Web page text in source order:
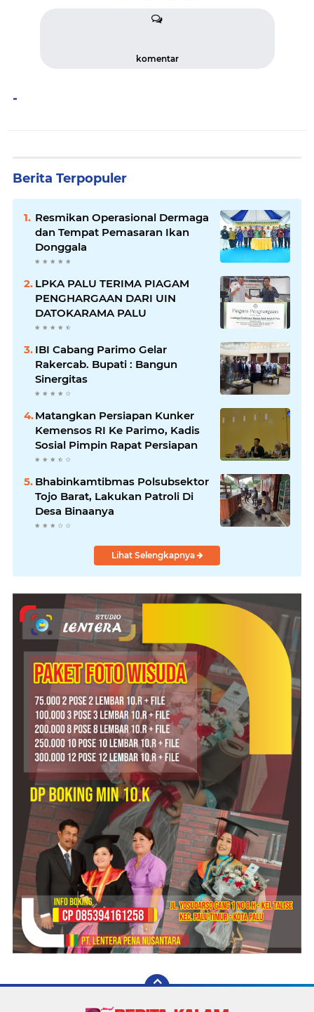
komentar
-
Berita Terpopuler
Resmikan Operasional Dermaga
dan Tempat Pemasaran Ikan
Donggala
LPKA PALU TERIMA PIAGAM
PENGHARGAAN DARI UIN
DATOKARAMA PALU
IBI Cabang Parimo Gelar
Rakercab. Bupati : Bangun
Sinergitas
Matangkan Persiapan Kunker
Kemensos RI Ke Parimo, Kadis
Sosial Pimpin Rapat Persiapan
Bhabinkamtibmas Polsubsektor
Tojo Barat, Lakukan Patroli Di
Desa Binaanya
Lihat Selengkapnya